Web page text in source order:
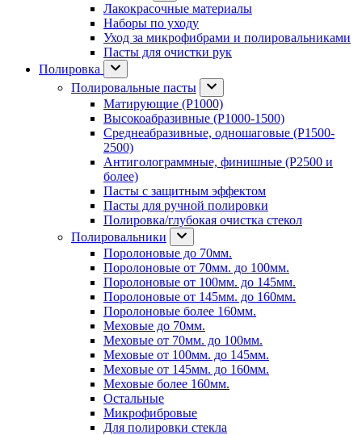
Лакокрасочные материалы
Наборы по уходу
Уход за микрофибрами и полировальниками
Пасты для очистки рук
Полировка
Полировальные пасты
Матирующие (P1000)
Высокоабразивные (P1000-1500)
Среднеабразивные, одношаговые (P1500-
2500)
Антиголограммные, финишные (P2500 и
более)
Пасты с защитным эффектом
Пасты для ручной полировки
Полировка/глубокая очистка стекол
Полировальники
Поролоновые до 70мм.
Поролоновые от 70мм. до 100мм.
Поролоновые от 100мм. до 145мм.
Поролоновые от 145мм. до 160мм.
Поролоновые более 160мм.
Меховые до 70мм.
Меховые от 70мм. до 100мм.
Меховые от 100мм. до 145мм.
Меховые от 145мм. до 160мм.
Меховые более 160мм.
Остальные
Микрофибровые
Для полировки стекла